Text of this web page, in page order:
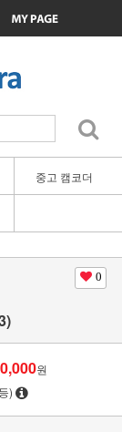
중고 캠코더
0
원
)